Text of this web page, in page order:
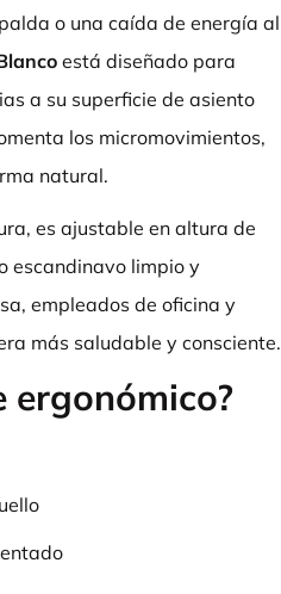
o una caída de energía al
está diseñado para
a su superficie de asiento
los micromovimientos,
natural.
es ajustable en altura de
escandinavo limpio y
empleados de oficina y
más saludable y consciente.
ergonómico?